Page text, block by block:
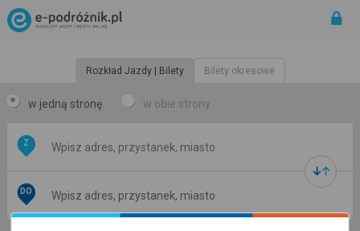
Rozkład Jazdy | Bilety Bilety okresowe
w jedną stronę w obie strony
Z
DO